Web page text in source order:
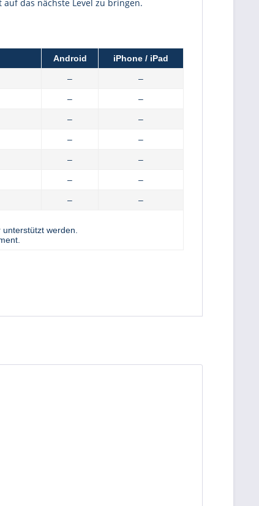
das nächste Level zu bringen.
Android iPhone / iPad
– –
– –
– –
– –
– –
– –
– –
werden.